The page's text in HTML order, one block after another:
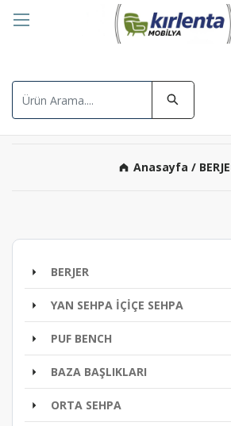
Anasayfa /
BERJER
YAN SEHPA İÇİÇE SEHPA
PUF BENCH
BAZA BAŞLIKLARI
ORTA SEHPA